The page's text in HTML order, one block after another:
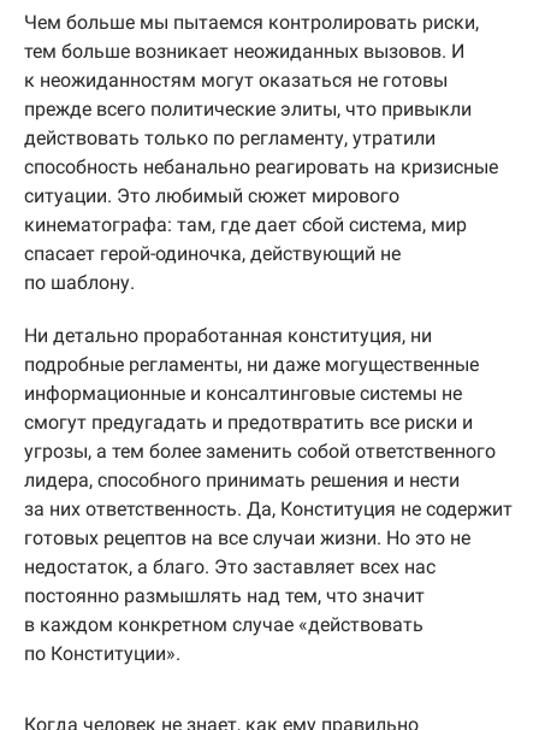
Чем больше мы пытаемся контролировать риски,
тем больше возникает неожиданных вызовов. И
к неожиданностям могут оказаться не готовы
прежде всего политические элиты, что привыкли
действовать только по регламенту, утратили
способность небанально реагировать на кризисные
ситуации. Это любимый сюжет мирового
кинематографа: там, где дает сбой система, мир
спасает герой-одиночка, действующий не
по шаблону.
Ни детально проработанная конституция, ни
подробные регламенты, ни даже могущественные
информационные и консалтинговые системы не
смогут предугадать и предотвратить все риски и
угрозы, а тем более заменить собой ответственного
лидера, способного принимать решения и нести
за них ответственность. Да, Конституция не содержит
готовых рецептов на все случаи жизни. Но это не
недостаток, а благо. Это заставляет всех нас
постоянно размышлять над тем, что значит
в каждом конкретном случае «действовать
по Конституции».
Когда человек не знает, как ему правильно